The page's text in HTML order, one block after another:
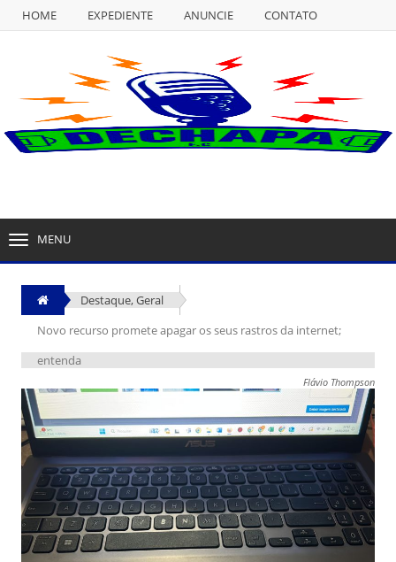
HOME EXPEDIENTE ANUNCIE
CONTATO
EXPEDIENTE ANUNCIE
MENU
Destaque,Geral
Novo recurso promete apagar os seus rastros da internet;
entenda
Flávio Thompson